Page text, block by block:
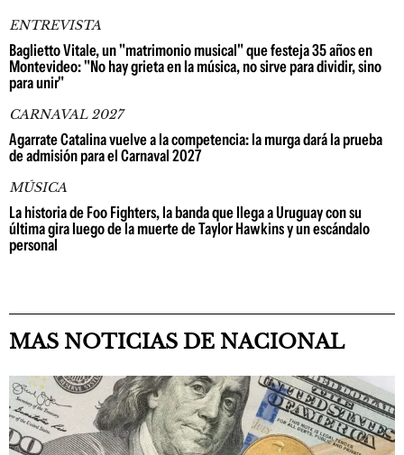
ENTREVISTA
Baglietto Vitale, un "matrimonio musical" que festeja 35 años en
Montevideo: "No hay grieta en la música, no sirve para dividir, sino
para unir"
CARNAVAL 2027
Agarrate Catalina vuelve a la competencia: la murga dará la prueba
de admisión para el Carnaval 2027
MÚSICA
La historia de Foo Fighters, la banda que llega a Uruguay con su
última gira luego de la muerte de Taylor Hawkins y un escándalo
personal
MAS NOTICIAS DE NACIONAL